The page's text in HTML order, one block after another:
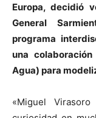
Europa, decidió
General
programa
una
Agua) para
«Miguel